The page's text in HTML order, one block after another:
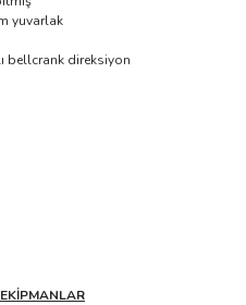
yuvarlak
bellcrank direksiyon